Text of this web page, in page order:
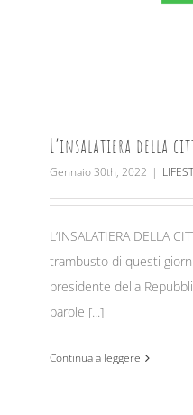
L’insalatiera della
Gennaio 30th, 2022 |
L’INSALATIERA DELLA
trambusto di questi
presidente della
parole [...]
Continua a leggere